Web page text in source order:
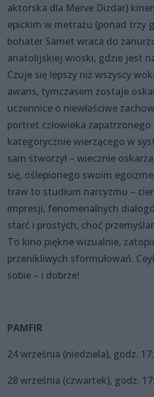
aktorska dla Merve Dizdar)
epickim w metrażu (ponad trzy
bohater Samet wraca do
anatolijskiej wioski, gdzie jest
Czuje się lepszy niż wszyscy
awans, tymczasem zostaje
uczennice o niewłaściwe
portret człowieka zapatrzonego
kategorycznie wierzącego w
sam stworzył – wiecznie
się, oślepionego swoim
traw to studium narcyzmu –
impresji, fenomenalnych
starć i prostych, choć
To kino piękne wizualnie,
przenikliwych sformułowań.
sobie – i dobrze!
PAMFIR
24 września (niedziela), godz.
28 września (czwartek), godz.